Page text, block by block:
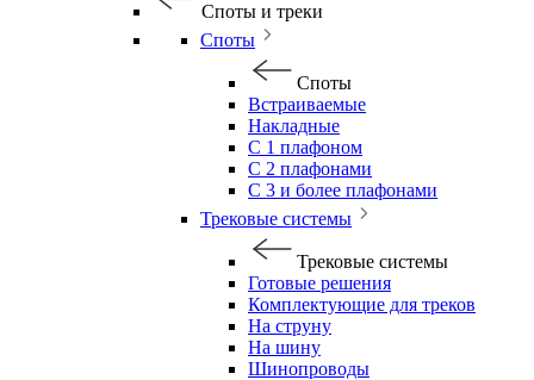
Споты и треки
Споты
Споты
Встраиваемые
Накладные
С 1 плафоном
С 2 плафонами
С 3 и более плафонами
Трековые системы
Трековые системы
Готовые решения
Комплектующие для треков
На струну
На шину
Шинопроводы